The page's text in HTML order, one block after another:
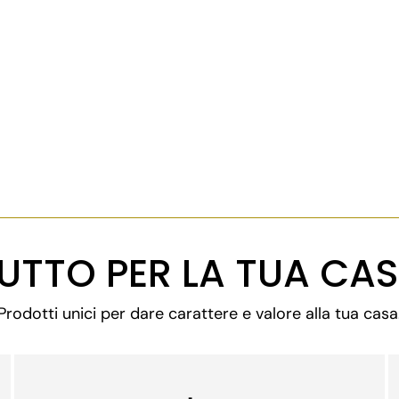
PER LA TUA
unici per dare carattere e valore alla tua